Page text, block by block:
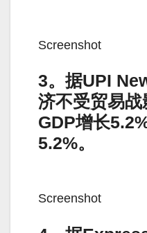
Screenshot
3。据UPI
济不受贸易
GDP增长
5.2%。
Screenshot